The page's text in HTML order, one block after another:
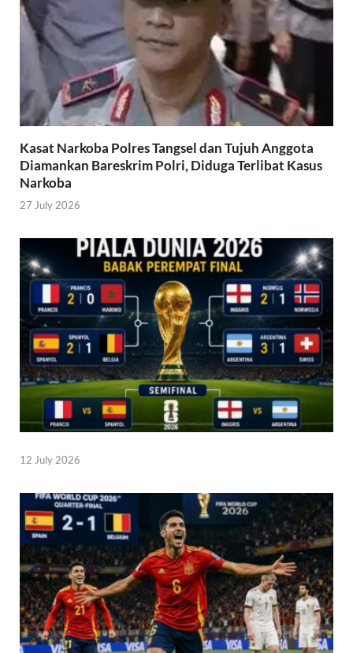
Kasat Narkoba Polres Tangsel dan Tujuh Anggota
Diamankan Bareskrim Polri, Diduga Terlibat Kasus
Narkoba
27 July 2026
12 July 2026